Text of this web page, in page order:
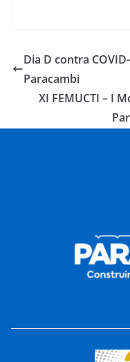
Dia D contra
Paracambi
XI FEMUCTI – I